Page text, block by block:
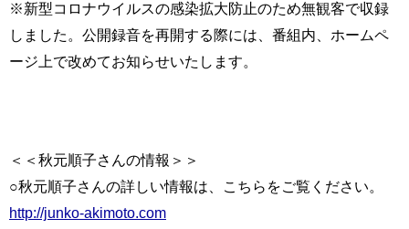
※新型コロナウイルスの感染拡大防止のため無観客で収録
しました。公開録音を再開する際には、番組内、ホームペ
ージ上で改めてお知らせいたします。
＜＜秋元順子さんの情報＞＞
○秋元順子さんの詳しい情報は、こちらをご覧ください。
http://junko-akimoto.com